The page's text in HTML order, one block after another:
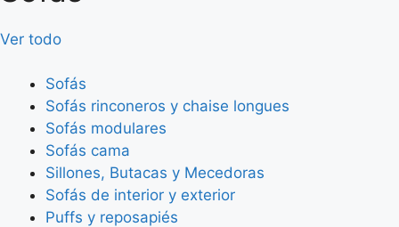
Ver todo
Sofás
Sofás rinconeros y chaise longues
Sofás modulares
Sofás cama
Sillones, Butacas y Mecedoras
Sofás de interior y exterior
Puffs y reposapiés